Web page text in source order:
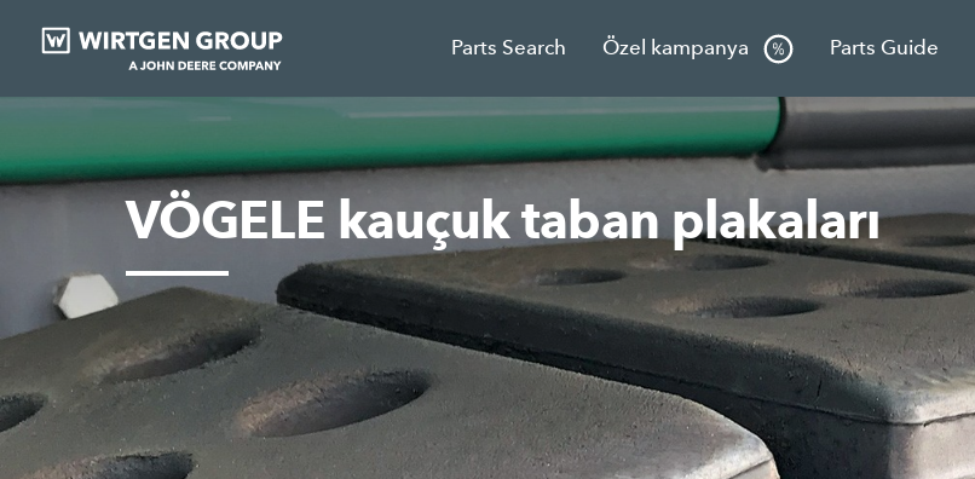
Parts Search Özel kampanya Parts Guide
VÖGELE kauçuk taban plakaları